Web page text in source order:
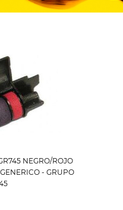
NEGRO/ROJO
- GRUPO